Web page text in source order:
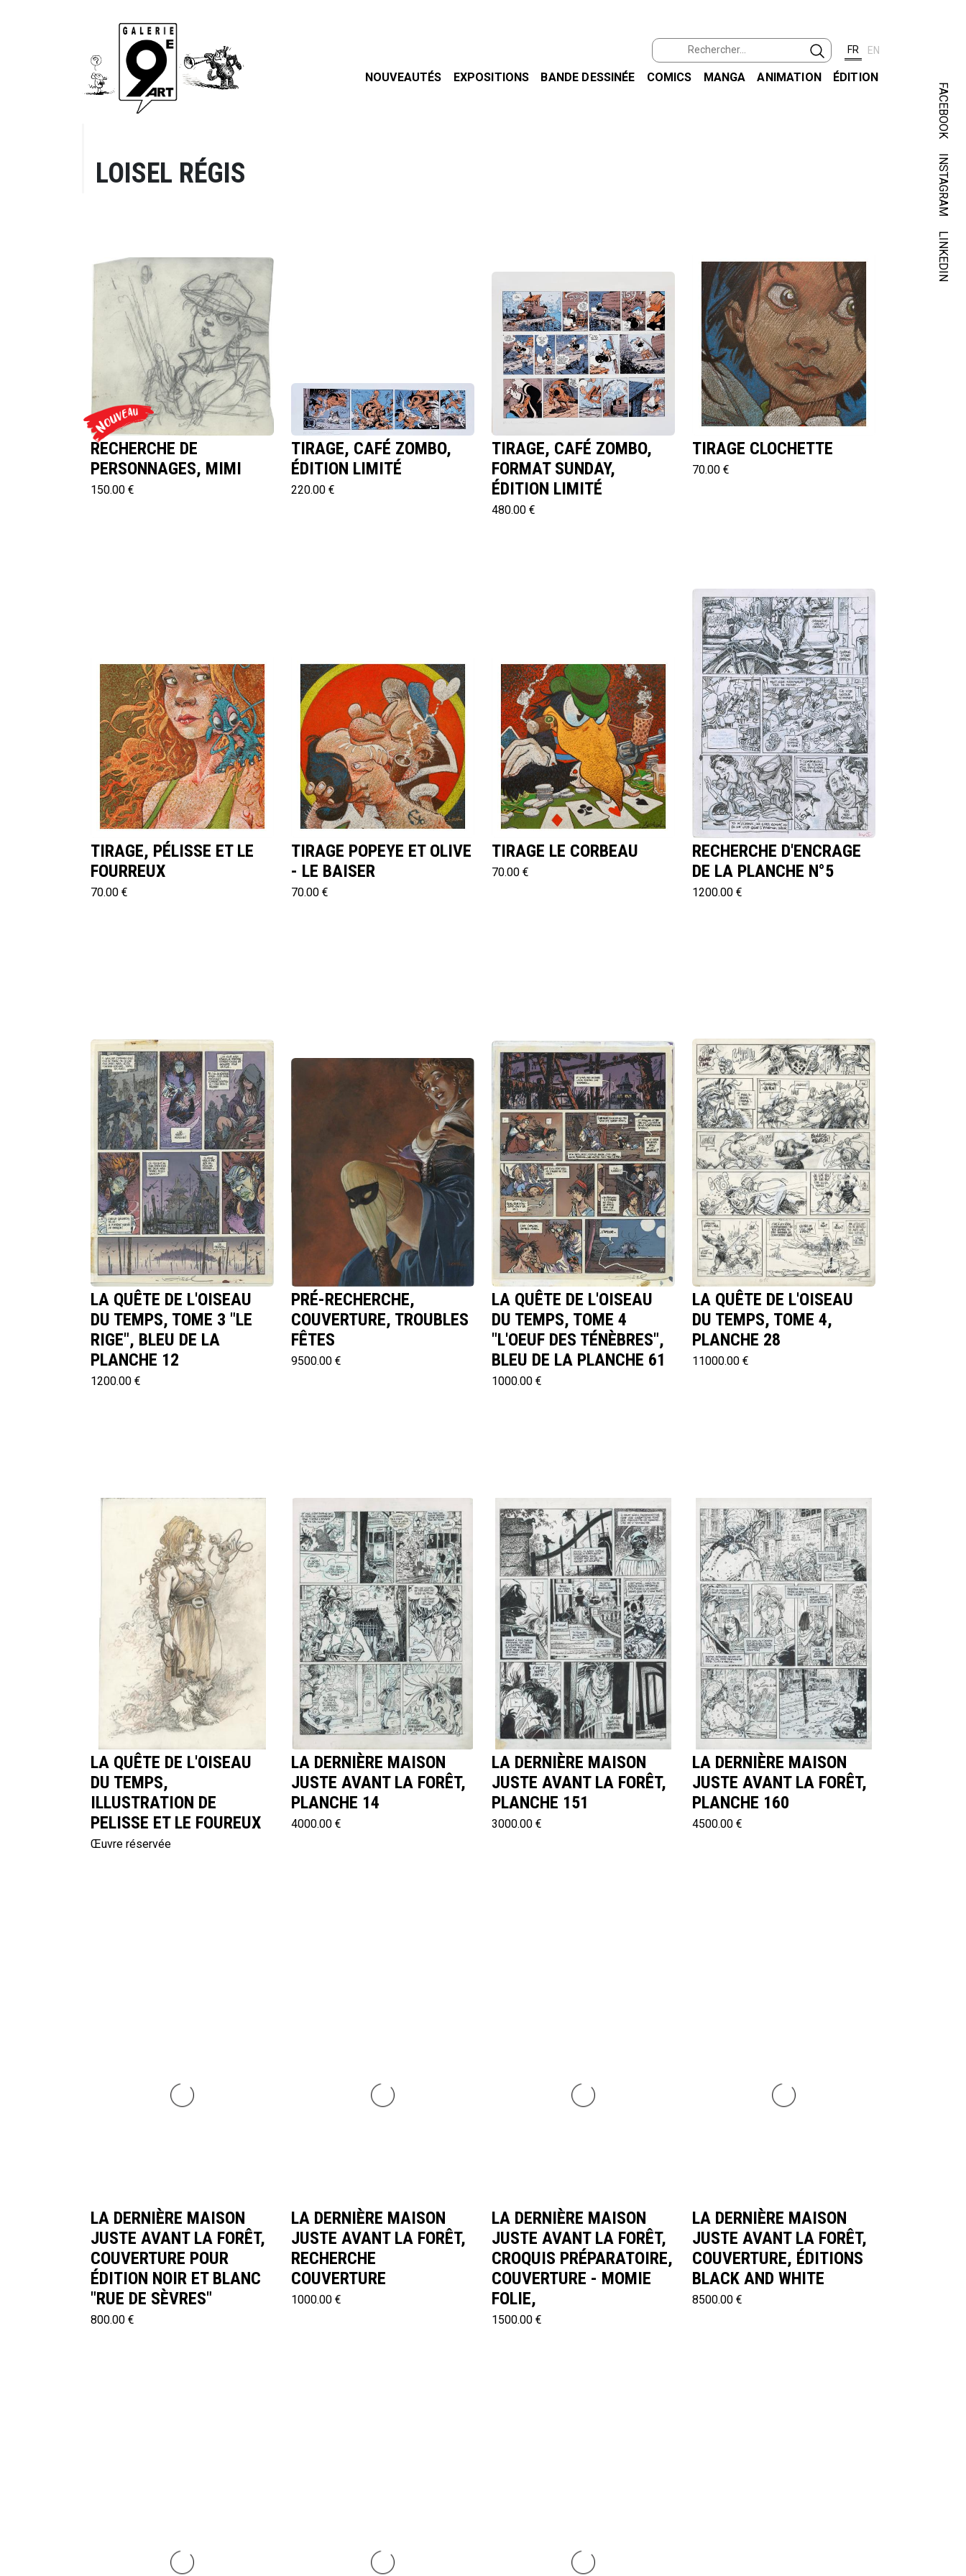
FR EN
NOUVEAUTÉS EXPOSITIONS BANDE DESSINÉE COMICS MANGA ANIMATION ÉDITION
FACEBOOK
INSTAGRAM
LINKEDIN
LOISEL RÉGIS
RECHERCHE DE
PERSONNAGES, MIMI
150.00 €
TIRAGE, CAFÉ ZOMBO,
ÉDITION LIMITÉ
220.00 €
TIRAGE, CAFÉ ZOMBO,
FORMAT SUNDAY,
ÉDITION LIMITÉ
480.00 €
TIRAGE CLOCHETTE
70.00 €
TIRAGE, PÉLISSE ET LE
FOURREUX
70.00 €
TIRAGE POPEYE ET OLIVE
- LE BAISER
70.00 €
TIRAGE LE CORBEAU
70.00 €
RECHERCHE D'ENCRAGE
DE LA PLANCHE N°5
1200.00 €
LA QUÊTE DE L'OISEAU
DU TEMPS, TOME 3 "LE
RIGE", BLEU DE LA
PLANCHE 12
1200.00 €
PRÉ-RECHERCHE,
COUVERTURE, TROUBLES
FÊTES
9500.00 €
LA QUÊTE DE L'OISEAU
DU TEMPS, TOME 4
"L'OEUF DES TÉNÈBRES",
BLEU DE LA PLANCHE 61
1000.00 €
LA QUÊTE DE L'OISEAU
DU TEMPS, TOME 4,
PLANCHE 28
11000.00 €
LA QUÊTE DE L'OISEAU
DU TEMPS,
ILLUSTRATION DE
PELISSE ET LE FOUREUX
Œuvre réservée
LA DERNIÈRE MAISON
JUSTE AVANT LA FORÊT,
PLANCHE 14
4000.00 €
LA DERNIÈRE MAISON
JUSTE AVANT LA FORÊT,
PLANCHE 151
3000.00 €
LA DERNIÈRE MAISON
JUSTE AVANT LA FORÊT,
PLANCHE 160
4500.00 €
LA DERNIÈRE MAISON
JUSTE AVANT LA FORÊT,
COUVERTURE POUR
ÉDITION NOIR ET BLANC
"RUE DE SÈVRES"
800.00 €
LA DERNIÈRE MAISON
JUSTE AVANT LA FORÊT,
RECHERCHE
COUVERTURE
1000.00 €
LA DERNIÈRE MAISON
JUSTE AVANT LA FORÊT,
CROQUIS PRÉPARATOIRE,
COUVERTURE - MOMIE
FOLIE,
1500.00 €
LA DERNIÈRE MAISON
JUSTE AVANT LA FORÊT,
COUVERTURE, ÉDITIONS
BLACK AND WHITE
8500.00 €